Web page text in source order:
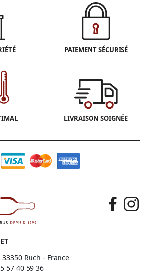
PAIEMENT SÉCURISÉ
LIVRAISON SOIGNÉE
Ruch - France
57 40 59 36